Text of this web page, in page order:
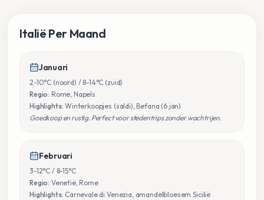
Italië Per Maand
Januari
2-10°C (noord) / 8-14°C (zuid)
Regio: Rome, Napels
Highlights: Winterkoopjes (saldi), Befana (6 jan)
Goedkoop en rustig. Perfect voor stedentrips zonder wachtrijen.
Februari
3-12°C / 8-15°C
Regio: Venetië, Rome
Highlights: Carnevale di Venezia, amandelbloesem Sicilië